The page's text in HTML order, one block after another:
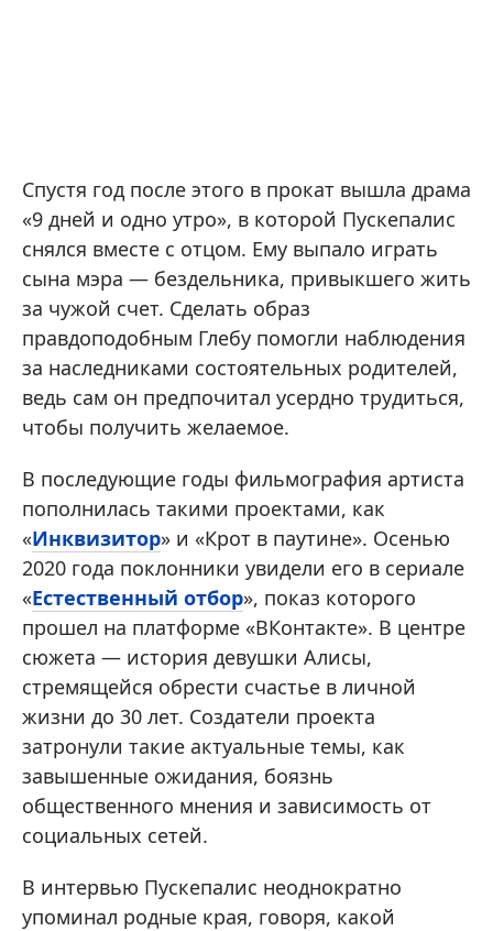
Спустя год после этого в прокат вышла драма
«9 дней и одно утро», в которой Пускепалис
снялся вместе с отцом. Ему выпало играть
сына мэра — бездельника, привыкшего жить
за чужой счет. Сделать образ
правдоподобным Глебу помогли наблюдения
за наследниками состоятельных родителей,
ведь сам он предпочитал усердно трудиться,
чтобы получить желаемое.
В последующие годы фильмография артиста
пополнилась такими проектами, как
«Инквизитор» и «Крот в паутине». Осенью
2020 года поклонники увидели его в сериале
«Естественный отбор», показ которого
прошел на платформе «ВКонтакте». В центре
сюжета — история девушки Алисы,
стремящейся обрести счастье в личной
жизни до 30 лет. Создатели проекта
затронули такие актуальные темы, как
завышенные ожидания, боязнь
общественного мнения и зависимость от
социальных сетей.
В интервью Пускепалис неоднократно
упоминал родные края, говоря, какой